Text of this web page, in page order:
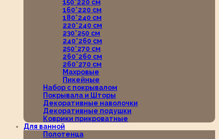
150*220 см
160*220 см
180*240 см
220*240 см
230*250 см
240*260 см
250*270 см
260*260 см
260*270 см
Махровые
Пикейные
Набор с покрывалом
Покрывала и Шторы
Декоративные наволочки
Декоративные подушки
Коврики прикроватные
Для ванной
Полотенца